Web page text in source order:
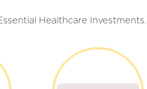
Healthcare Investments.